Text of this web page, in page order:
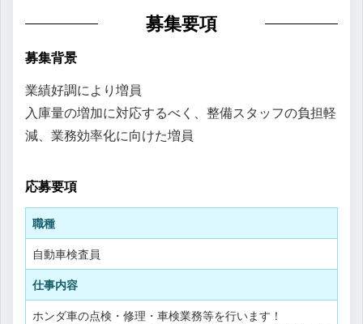
募集要項
募集背景
業績好調により増員
入庫量の増加に対応するべく、整備スタッフの負担軽
減、業務効率化に向けた増員
応募要項
職種
自動車検査員
仕事内容
ホンダ車の点検・修理・車検業務等を行います！